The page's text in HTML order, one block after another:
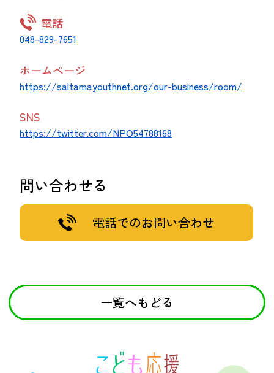
電話
048-829-7651
ホームページ
https://saitamayouthnet.org/our-business/room/
SNS
https://twitter.com/NPO54788168
問い合わせる
電話でのお問い合わせ
一覧へもどる